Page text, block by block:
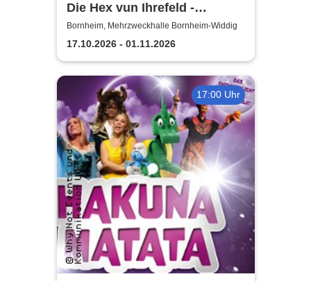
Die Hex vun Ihrefeld -
Aufführungen 2026 Theater-
Verein Herse
Bornheim, Mehrzweckhalle Bornheim-Widdig
17.10.2026 - 01.11.2026
17:00 Uhr